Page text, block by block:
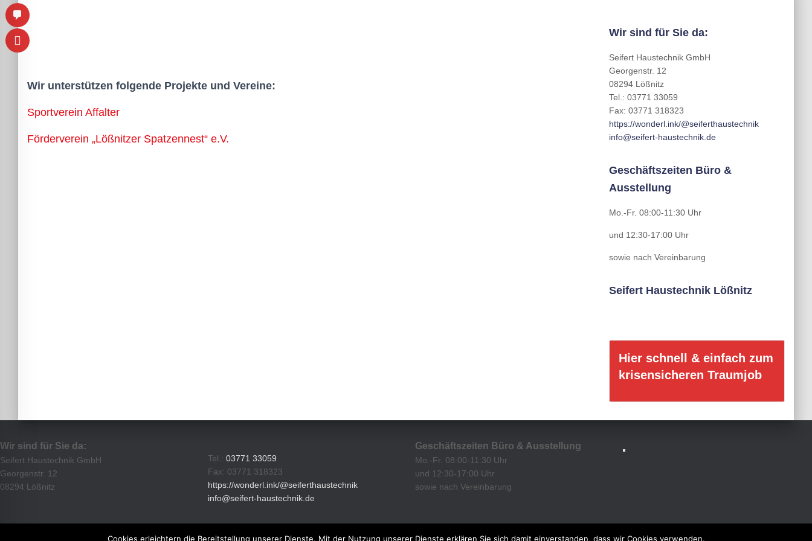
Wir unterstützen folgende Projekte und Vereine:
Sportverein Affalter
Förderverein „Lößnitzer Spatzennest“ e.V.
Wir sind für Sie da:
Seifert Haustechnik GmbH
Georgenstr. 12
08294 Lößnitz
Tel.: 03771 33059
Fax: 03771 318323
https://wonderl.ink/@seiferthaustechnik
info@seifert-haustechnik.de
Geschäftszeiten Büro &
Ausstellung
Mo.-Fr. 08:00-11:30 Uhr
und 12:30-17:00 Uhr
sowie nach Vereinbarung
Seifert Haustechnik Lößnitz
Hier schnell & einfach zum
krisensicheren Traumjob
Wir sind für Sie da:
Seifert Haustechnik GmbH
Georgenstr. 12
08294 Lößnitz
Tel.: 03771 33059
Fax: 03771 318323
https://wonderl.ink/@seiferthaustechnik
info@seifert-haustechnik.de
Geschäftszeiten Büro & Ausstellung
Mo.-Fr. 08:00-11:30 Uhr
und 12:30-17:00 Uhr
sowie nach Vereinbarung
freundlicher Modus
Modus
sicherer Modus
Cookies erleichtern die Bereitstellung unserer Dienste. Mit der Nutzung unserer Dienste erklären Sie sich damit einverstanden, dass wir Cookies verwenden.